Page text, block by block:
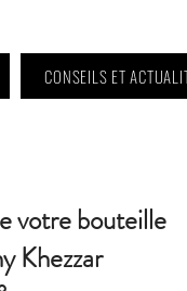
CONSEILS ET
votre bouteille
Khezzar